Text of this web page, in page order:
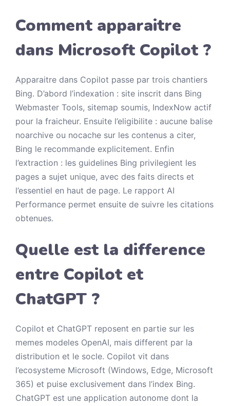
Comment apparaitre
dans Microsoft Copilot ?
Apparaitre dans Copilot passe par trois chantiers
Bing. D’abord l’indexation : site inscrit dans Bing
Webmaster Tools, sitemap soumis, IndexNow actif
pour la fraicheur. Ensuite l’eligibilite : aucune balise
noarchive ou nocache sur les contenus a citer,
Bing le recommande explicitement. Enfin
l’extraction : les guidelines Bing privilegient les
pages a sujet unique, avec des faits directs et
l’essentiel en haut de page. Le rapport AI
Performance permet ensuite de suivre les citations
obtenues.
Quelle est la difference
entre Copilot et
ChatGPT ?
Copilot et ChatGPT reposent en partie sur les
memes modeles OpenAI, mais different par la
distribution et le socle. Copilot vit dans
l’ecosysteme Microsoft (Windows, Edge, Microsoft
365) et puise exclusivement dans l’index Bing.
ChatGPT est une application autonome dont la